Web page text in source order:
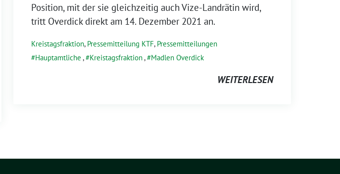
Position, mit der sie gleichzeitig auch Vize-Landrätin wird,
tritt Overdick direkt am 14. Dezember 2021 an.
Kreistagsfraktion, Pressemitteilung KTF, Pressemitteilungen
Hauptamtliche , Kreistagsfraktion, Madlen Overdick
WEITERLESEN